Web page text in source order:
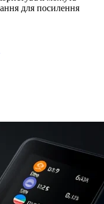
для посилення